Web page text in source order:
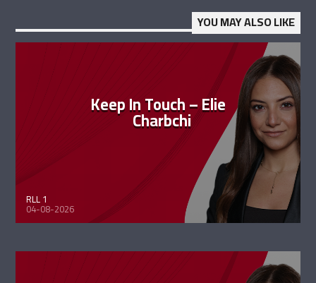
YOU MAY ALSO LIKE
Keep In Touch – Elie
Charbchi
RLL 1
04-08-2026